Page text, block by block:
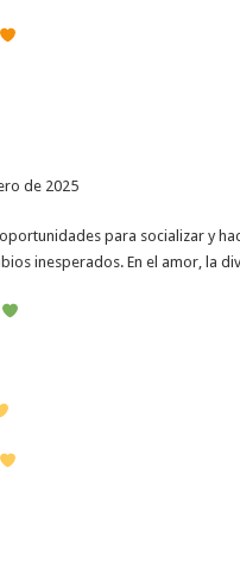
de 2025
para socializar y
inesperados. En el amor, la